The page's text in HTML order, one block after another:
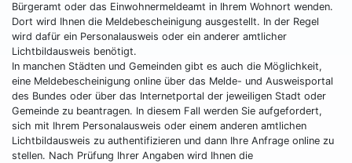
Bürgeramt oder das Einwohnermeldeamt in Ihrem Wohnort wenden.
Dort wird Ihnen die Meldebescheinigung ausgestellt. In der Regel
wird dafür ein Personalausweis oder ein anderer amtlicher
Lichtbildausweis benötigt.
In manchen Städten und Gemeinden gibt es auch die Möglichkeit,
eine Meldebescheinigung online über das Melde- und Ausweisportal
des Bundes oder über das Internetportal der jeweiligen Stadt oder
Gemeinde zu beantragen. In diesem Fall werden Sie aufgefordert,
sich mit Ihrem Personalausweis oder einem anderen amtlichen
Lichtbildausweis zu authentifizieren und dann Ihre Anfrage online zu
stellen. Nach Prüfung Ihrer Angaben wird Ihnen die